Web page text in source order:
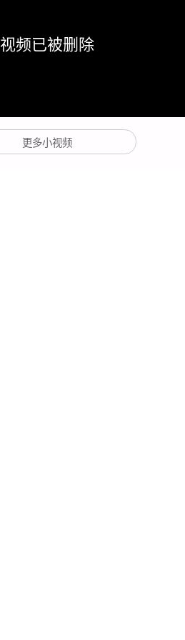
视频已被删除
更多小视频